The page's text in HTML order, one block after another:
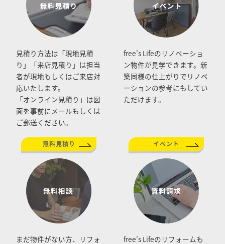
見積り方法は「現地見積
り」「来店見積り」は担当
者が現地もしくはご来店対
応いたします。
「オンライン見積り」は図
面を事前にメールもしくは
ご郵送ください。
無料見積り
free's Lifeのリノベーショ
ン物件が見学できます。新
築同様の仕上がりでリノベ
ーションの参考にもしてい
ただけます。
イベント
まだ物件がない方、リフォ
free's Lifeのリフォームも